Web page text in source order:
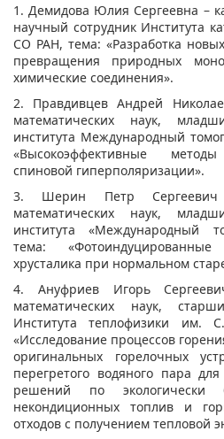
1. Демидова Юлия Сергеевна –
научный сотрудник Института
СО РАН, тема: «Разработка
превращения природных
химические соединения».
2. Правдивцев Андрей
математических наук,
института Международный
«Высокоэффективные
спиновой гиперполяризации».
3. Шерин Петр Сергеевич
математических наук,
института «Международный
тема:
хрусталика при нормальном
4. Ануфриев Игорь
математических наук,
Института теплофизики им.
«Исследование процессов
оригинальных горелочных
перегретого водяного пара
решений по экологически
некондиционных топлив и
отходов с получением тепловой